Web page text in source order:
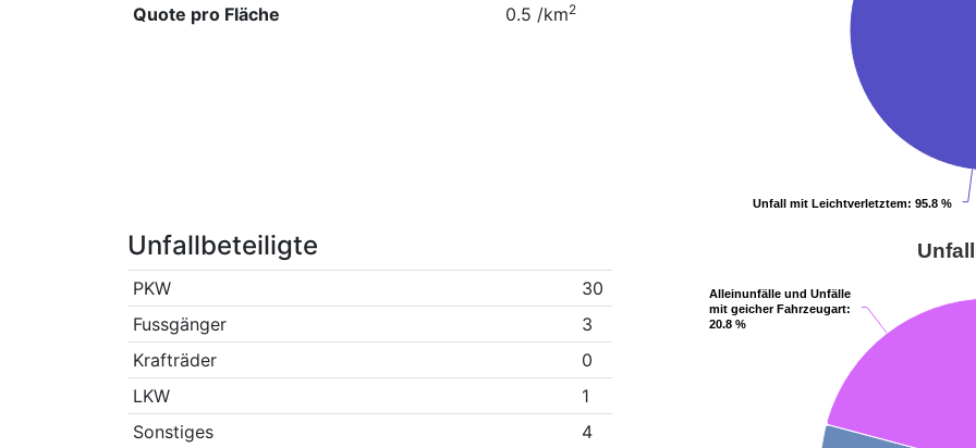
Quote pro Fläche
0.5 /km2
Unfall mit Leichtverletztem: 95.8 %
Unfall mit Leichtverletztem: 95.8 %
Unfallbeteiligte
PKW
30
Fussgänger
3
Krafträder
0
LKW
1
Sonstiges
4
Alleinunfälle und Unfälle
mit geicher Fahrzeugart:
20.8 %
Alleinunfälle und Unfälle
mit geicher Fahrzeugart:
20.8 %